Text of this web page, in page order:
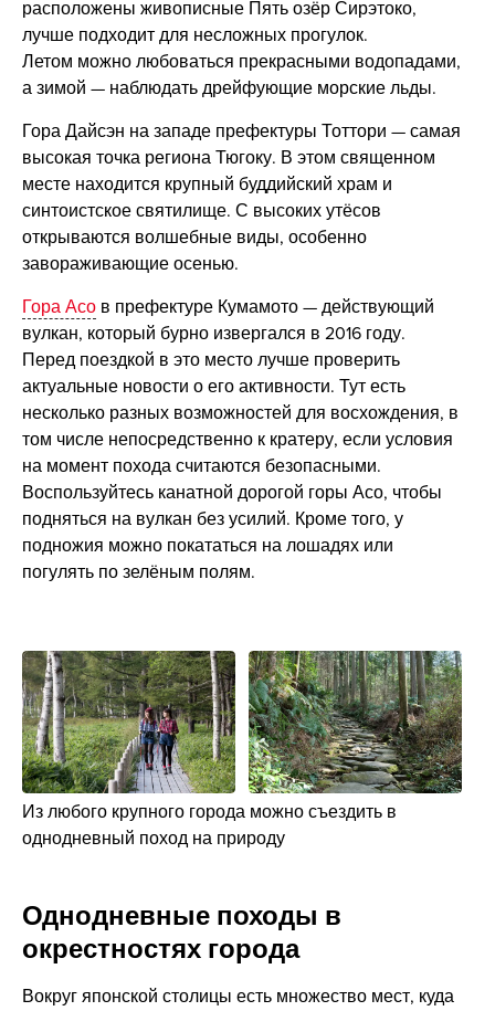
расположены живописные Пять озёр Сирэтоко,
лучше подходит для несложных прогулок.
Летом можно любоваться прекрасными водопадами,
а зимой — наблюдать дрейфующие морские льды.
Гора Дайсэн на западе префектуры Тоттори — самая
высокая точка региона Тюгоку. В этом священном
месте находится крупный буддийский храм и
синтоистское святилище. С высоких утёсов
открываются волшебные виды, особенно
завораживающие осенью.
Гора Асов префектуре Кумамото — действующий
вулкан, который бурно извергался в 2016 году.
Перед поездкой в это место лучше проверить
актуальные новости о его активности. Тут есть
несколько разных возможностей для восхождения, в
том числе непосредственно к кратеру, если условия
на момент похода считаются безопасными.
Воспользуйтесь канатной дорогой горы Асо, чтобы
подняться на вулкан без усилий. Кроме того, у
подножия можно покататься на лошадях или
погулять по зелёным полям.
Из любого крупного города можно съездить в
однодневный поход на природу
Однодневные походы в
окрестностях города
Вокруг японской столицы есть множество мест, куда